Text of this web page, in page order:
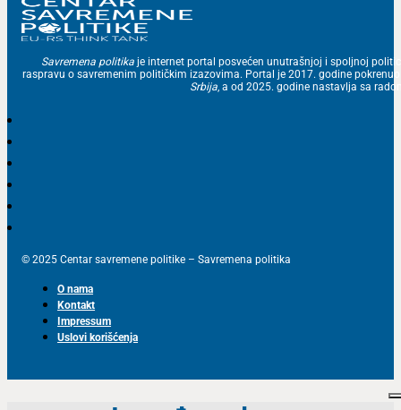
Savremena politika je internet portal posvećen unutrašnjoj i spoljnoj
raspravu o savremenim političkim izazovima. Portal je 2017. godine
Srbija, a od 2025. godine nastavlja sa
© 2025 Centar savremene politike – Savremena politika
O nama
Kontakt
Impressum
Uslovi korišćenja